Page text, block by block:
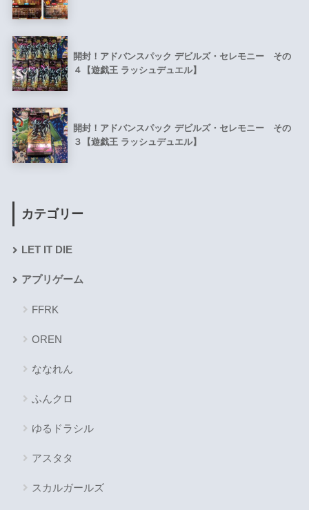
開封！アドバンスパック デビルズ・セレモニー その
４【遊戯王 ラッシュデュエル】
開封！アドバンスパック デビルズ・セレモニー その
３【遊戯王 ラッシュデュエル】
カテゴリー
LET IT DIE
アプリゲーム
FFRK
OREN
ななれん
ふんクロ
ゆるドラシル
アスタタ
スカルガールズ